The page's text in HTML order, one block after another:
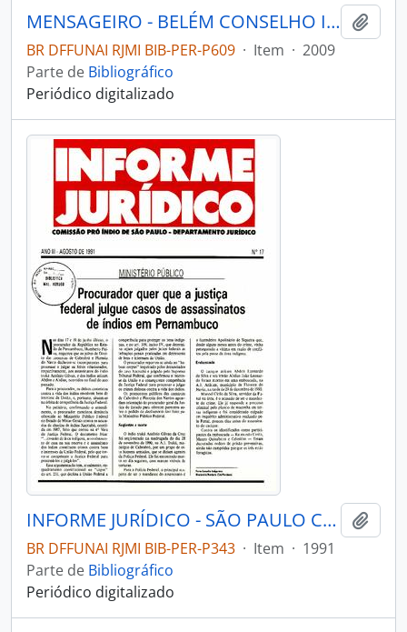
MENSAGEIRO - BELÉM CONSELHO INDIGENISTA MISSIONÁRIO - 2009 - Nº173
BR DFFUNAI RJMI BIB-PER-P609 · Item · 2009
Parte de Bibliográfico
Periódico digitalizado
INFORME JURÍDICO - SÃO PAULO COMISSÃO PRÓ-ÍNDIO DE SÃO PAULO - DEPARTAMENTO JURÍDICO - 1991 - Nº17
BR DFFUNAI RJMI BIB-PER-P343 · Item · 1991
Parte de Bibliográfico
Periódico digitalizado